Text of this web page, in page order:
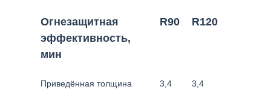
Огнезащитная
эффективность,
мин
R90 R120
Приведённая толщина
3,4 3,4